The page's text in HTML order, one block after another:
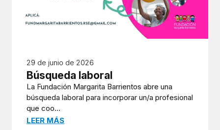
29 de junio de 2026
Búsqueda laboral
La Fundación Margarita Barrientos abre una
búsqueda laboral para incorporar un/a profesional
que coo...
LEER MÁS